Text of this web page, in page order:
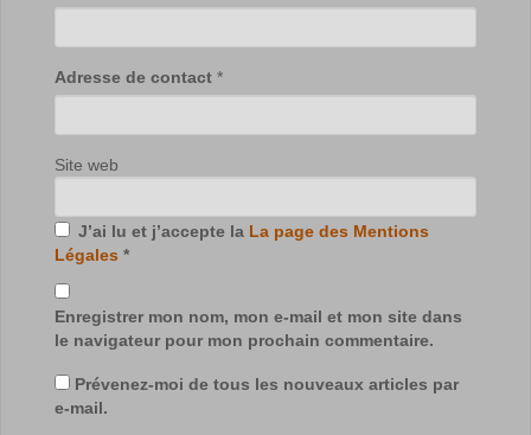
Adresse de contact *
Site web
J’ai lu et j’accepte la La page des Mentions
Légales *
Enregistrer mon nom, mon e-mail et mon site dans
le navigateur pour mon prochain commentaire.
Prévenez-moi de tous les nouveaux articles par
e-mail.